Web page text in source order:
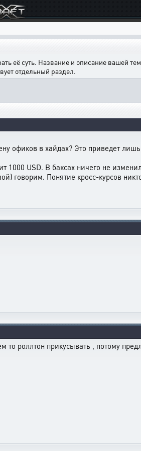
её суть. Название и описание вашей
отдельный раздел.
офиков в хайдах? Это приведет
USD. В баксах ничего не
говорим. Понятие кросс-курсов
роллтон прикусывать , потому